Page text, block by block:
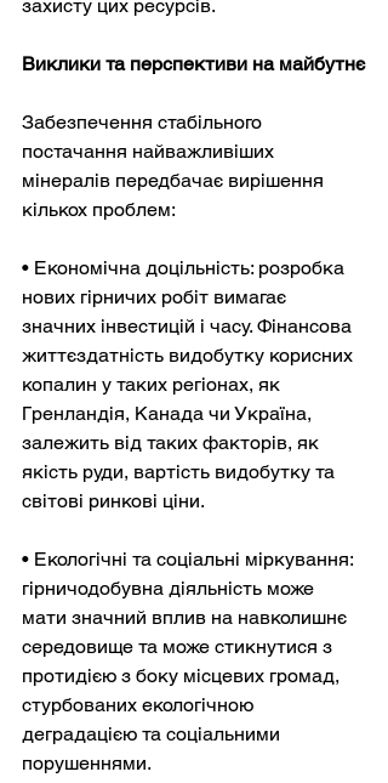
захисту цих ресурсів.
Виклики та перспективи на майбутнє
Забезпечення стабільного
постачання найважливіших
мінералів передбачає вирішення
кількох проблем:
• Економічна доцільність: розробка
нових гірничих робіт вимагає
значних інвестицій і часу. Фінансова
життєздатність видобутку корисних
копалин у таких регіонах, як
Гренландія, Канада чи Україна,
залежить від таких факторів, як
якість руди, вартість видобутку та
світові ринкові ціни.
• Екологічні та соціальні міркування:
гірничодобувна діяльність може
мати значний вплив на навколишнє
середовище та може стикнутися з
протидією з боку місцевих громад,
стурбованих екологічною
деградацією та соціальними
порушеннями.